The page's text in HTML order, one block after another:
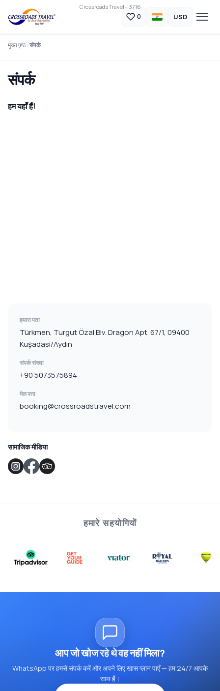
Crossroads Travel - 3716
0 USD
मुख्य पृष्ठ संपर्क
संपर्क
हम यहाँ हैं!
हमारा पता
Türkmen, Turgut Özal Blv. Dragon Apt. 67/1, 09400
Kuşadası/Aydın
संपर्क संख्या
+90 5073575894
मेल पता
booking@crossroadstravel.com
सामाजिक मीडिया
हमारे सहयोगियों
आप जो खोज रहे थे वह नहीं मिला?
WhatsApp पर हमसे संपर्क करें और अपने लिए खास प्लान पाएँ — हम 24/7 आपके
साथ हैं।